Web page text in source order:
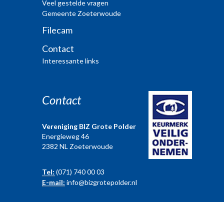
Veel gestelde vragen
Gemeente Zoeterwoude
Filecam
Contact
Interessante links
Contact
Vereniging BIZ Grote Polder
Energieweg 46
2382 NL Zoeterwoude
Tel: (071) 740 00 03
E-mail: info@bizgrotepolder.nl